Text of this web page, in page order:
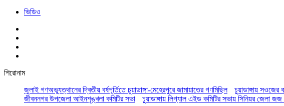
ভিডিও
শিরোনাম
জুলাই গণঅভ্যুত্থানের দ্বিতীয় বর্ষপূর্তিতে চুয়াডাঙ্গা-মেহেরপুরে জামায়াতের গণমিছিল
চুয়াডাঙ্গায় সওজের
জীবননগর উপজেলা আইনশৃঙ্খলা কমিটির সভা
চুয়াডাঙ্গায় লিগ্যাল এইড কমিটির সভায় সিনিয়র জেলা